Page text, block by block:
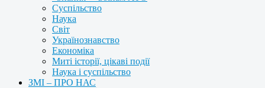
Суспільство
Наука
Світ
Українознавство
Економіка
Миті історії, цікаві події
Наука і суспільство
ЗМІ – ПРО НАС